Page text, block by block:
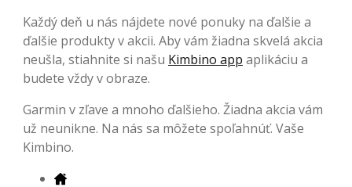
Každý deň u nás nájdete nové ponuky na ďalšie a
ďalšie produkty v akcii. Aby vám žiadna skvelá akcia
neušla, stiahnite si našu Kimbino app aplikáciu a
budete vždy v obraze.
Garmin v zľave a mnoho ďalšieho. Žiadna akcia vám
už neunikne. Na nás sa môžete spoľahnúť. Vaše
Kimbino.